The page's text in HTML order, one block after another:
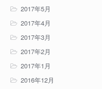
2017年5月
2017年4月
2017年3月
2017年2月
2017年1月
2016年12月